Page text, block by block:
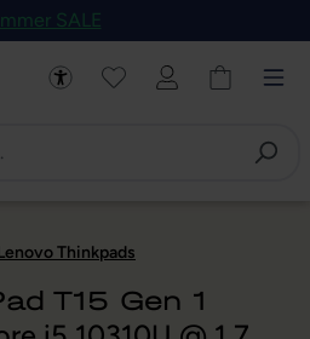
springen
SALE
Thinkpads
T15 Gen 1